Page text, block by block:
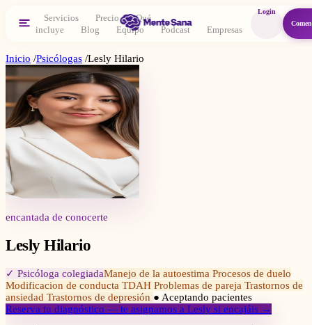
Servicios Precio
Qué
incluye
Blog Equipo Podcast Empresas
Login
Inicio /Psicólogas /Lesly Hilario
encantada de conocerte
Lesly Hilario
✓ Psicóloga colegiadaManejo de la autoestima Procesos de duelo
Modificacion de conducta TDAH Problemas de pareja Trastornos de
ansiedad Trastornos de depresión ● Aceptando pacientes
Reserva tu diagnóstico — te asignamos a Lesly si encajáis →